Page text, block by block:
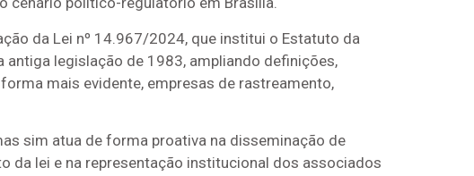
da Lei nº 14.967/2024, que institui o Estatuto da
antiga legislação de 1983, ampliando definições,
mais evidente, empresas de rastreamento,
sim atua de forma proativa na disseminação de
da lei e na representação institucional dos associados